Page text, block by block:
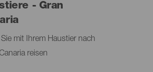
- Gran
mit Ihrem Haustier nach
reisen